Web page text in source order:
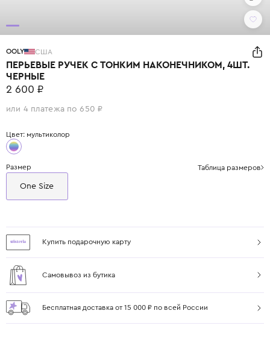
OOLY США
ПЕРЬЕВЫЕ РУЧЕК С ТОНКИМ НАКОНЕЧНИКОМ, 4ШТ.
ЧЕРНЫЕ
2 600 ₽
или 4 платежа по 650 ₽
Цвет: мультиколор
Размер Таблица размеров
One Size
Купить подарочную карту
Самовывоз из бутика
Бесплатная доставка от 15 000 ₽ по всей России